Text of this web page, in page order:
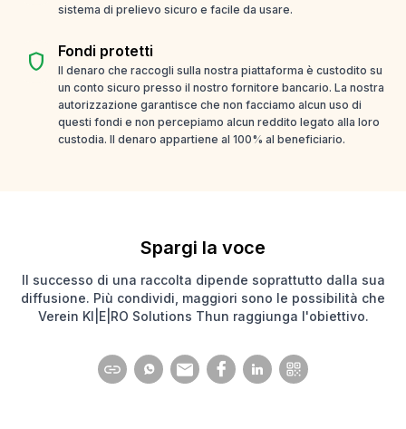
sistema di prelievo sicuro e facile da usare.
shield Fondi protetti
Il denaro che raccogli sulla nostra piattaforma è custodito su
un conto sicuro presso il nostro fornitore bancario. La nostra
autorizzazione garantisce che non facciamo alcun uso di
questi fondi e non percepiamo alcun reddito legato alla loro
custodia. Il denaro appartiene al 100% al beneficiario.
Spargi la voce
Il successo di una raccolta dipende soprattutto dalla sua
diffusione. Più condividi, maggiori sono le possibilità che
Verein KI|E|RO Solutions Thun raggiunga l'obiettivo.